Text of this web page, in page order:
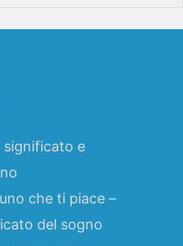
significato e
che ti piace –
del sogno